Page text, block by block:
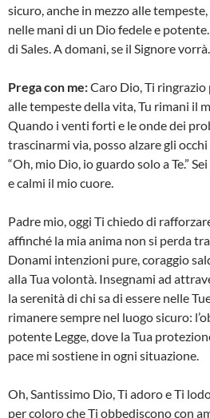
sicuro, anche in mezzo alle
nelle mani di un Dio fedele e
di Sales. A domani, se il Signore vorrà.
Prega con me:Caro Dio, Ti ringrazio
alle tempeste della vita, Tu rimani il
Quando i venti forti e le onde dei
trascinarmi via, posso alzare gli
“Oh, mio Dio, io guardo solo a Te.”
e calmi il mio cuore.
Padre mio, oggi Ti chiedo di
affinché la mia anima non si perda
Donami intenzioni pure, coraggio
alla Tua volontà. Insegnami ad
la serenità di chi sa di essere nelle
rimanere sempre nel luogo sicuro:
potente Legge, dove la Tua
pace mi sostiene in ogni situazione.
Oh, Santissimo Dio, Ti adoro e Ti
per coloro che Ti obbediscono con